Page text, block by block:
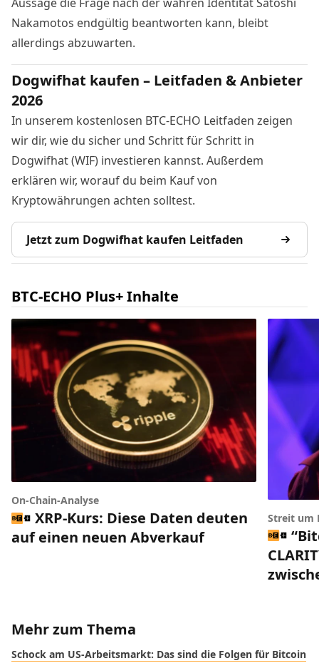
Nakamotos endgültig beantworten kann, bleibt
allerdings abzuwarten.
Dogwifhat kaufen – Leitfaden & Anbieter
2026
In unserem kostenlosen BTC-ECHO Leitfaden zeigen
wir dir, wie du sicher und Schritt für Schritt in
Dogwifhat (WIF) investieren kannst. Außerdem
erklären wir, worauf du beim Kauf von
Kryptowährungen achten solltest.
Jetzt zum Dogwifhat kaufen Leitfaden
BTC-ECHO Plus+ Inhalte
On-Chain-Analyse
XRP-Kurs: Diese Daten deuten
auf einen neuen Abverkauf
Streit um
Mehr zum Thema
Schock am US-Arbeitsmarkt: Das sind die Folgen für Bitcoin